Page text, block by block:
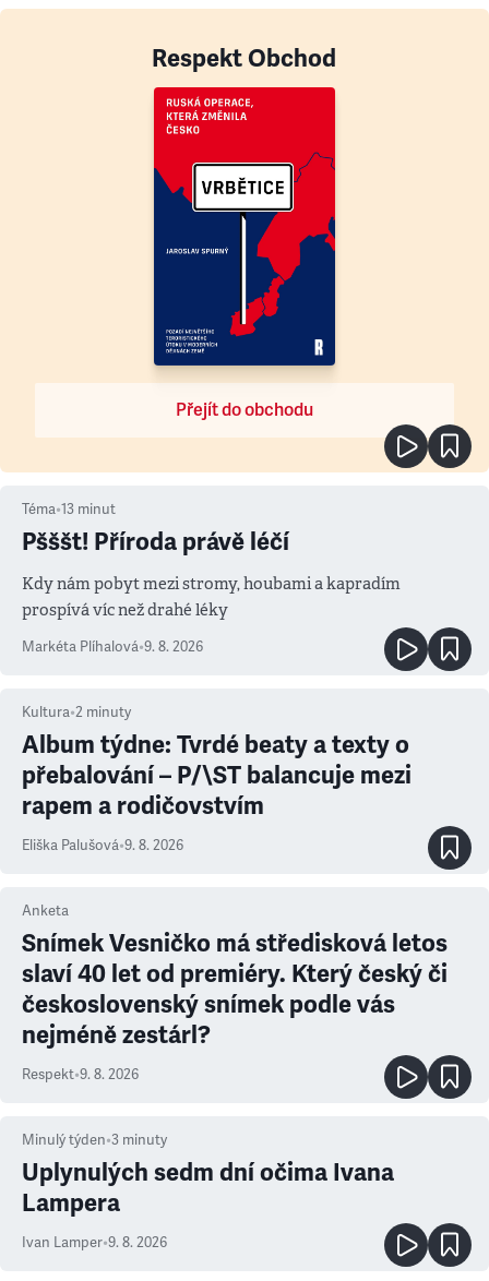
Respekt Obchod
Přejít do obchodu
Téma•13 minut
Pšššt! Příroda právě léčí
Kdy nám pobyt mezi stromy, houbami a kapradím
prospívá víc než drahé léky
Markéta Plíhalová•9. 8. 2026
Kultura•2 minuty
Album týdne: Tvrdé beaty a texty o
přebalování – P/\ST balancuje mezi
rapem a rodičovstvím
Eliška Palušová•9. 8. 2026
Anketa
Snímek Vesničko má středisková letos
slaví 40 let od premiéry. Který český či
československý snímek podle vás
nejméně zestárl?
Respekt•9. 8. 2026
Minulý týden•3 minuty
Uplynulých sedm dní očima Ivana
Lampera
Ivan Lamper•9. 8. 2026